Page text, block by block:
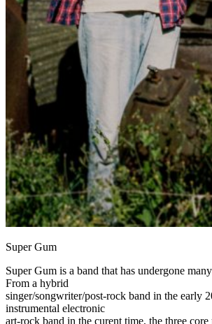
Super Gum
Super Gum is a band that has undergone
From a hybrid
singer/songwriter/post-rock band in the early
instrumental electronic
art-rock band in the curent time, the three core